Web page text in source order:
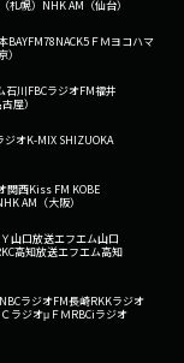
札幌） NHK AM（仙台）
BAYFM78NACK5 ＦＭヨコハマ
石川FBCラジオFM福井
屋）
ジオK-MIX SHIZUOKA
関西Kiss FM KOBE
AM（大阪）
山口放送エフエム山口
高知放送エフエム高知
NBCラジオFM長崎RKKラジオ
ラジオμＦＭRBCiラジオ